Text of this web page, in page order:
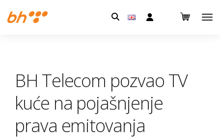
Pretraga:
BH Telecom pozvao TV
kuće na pojašnjenje
prava emitovanja